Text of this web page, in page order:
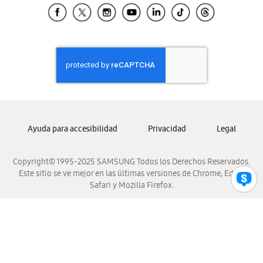
Samsung El Salvador
Samsung Honduras
Samsung Nicaragua
Samsung Panamá
Samsung Venezuela
Copyright© 1995-2025 SAMSUNG Todos los Derechos Reservados.
Este sitio se ve mejor en las últimas versiones de Chrome, Edge,
Safari y Mozilla Firefox.
Ayuda para accesibilidad Privacidad Legal